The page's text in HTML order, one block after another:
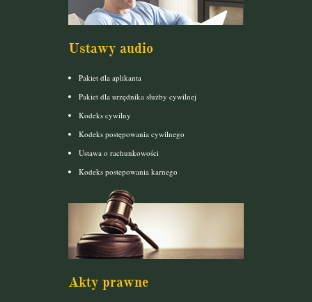
Ustawy audio
Pakiet dla aplikanta
Pakiet dla urzędnika służby cywilnej
Kodeks cywilny
Kodeks postępowania cywilnego
Ustawa o rachunkowości
Kodeks postepowania karnego
Akty prawne